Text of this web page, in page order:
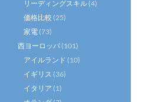
リーディングスキル (4)
価格比較 (25)
家電 (73)
西ヨーロッパ (101)
アイルランド (10)
イギリス (36)
イタリア (1)